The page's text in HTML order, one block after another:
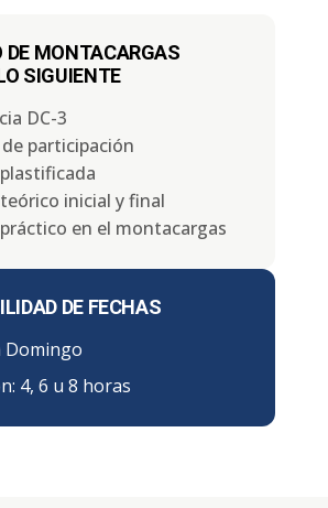
DE MONTACARGAS
SIGUIENTE
DC-3
participación
inicial y final
en el montacargas
DE FECHAS
Domingo
4, 6 u 8 horas